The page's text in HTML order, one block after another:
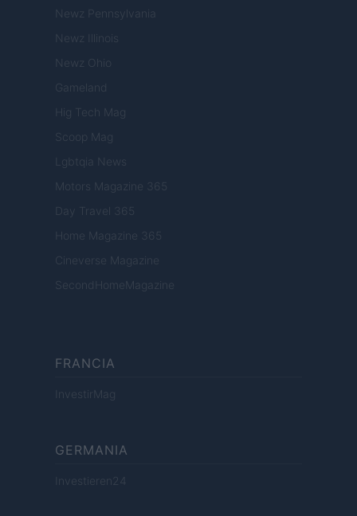
Newz Pennsylvania
Newz Illinois
Newz Ohio
Gameland
Hig Tech Mag
Scoop Mag
Lgbtqia News
Motors Magazine 365
Day Travel 365
Home Magazine 365
Cineverse Magazine
SecondHomeMagazine
FRANCIA
InvestirMag
GERMANIA
Investieren24